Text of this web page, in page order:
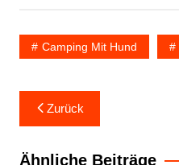
Camping Mit Hund
Beitragsnavigation
Zurück
Ähnliche Beiträge